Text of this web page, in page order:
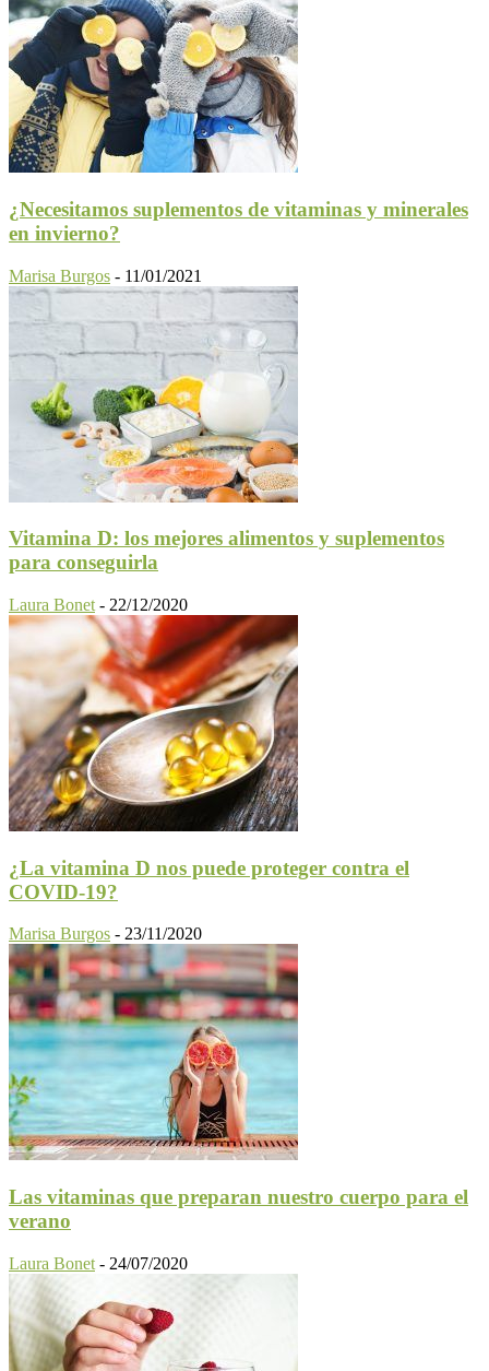
¿Necesitamos suplementos de vitaminas y minerales
en invierno?
Marisa Burgos - 11/01/2021
Vitamina D: los mejores alimentos y suplementos
para conseguirla
Laura Bonet - 22/12/2020
¿La vitamina D nos puede proteger contra el
COVID-19?
Marisa Burgos - 23/11/2020
Las vitaminas que preparan nuestro cuerpo para el
verano
Laura Bonet - 24/07/2020